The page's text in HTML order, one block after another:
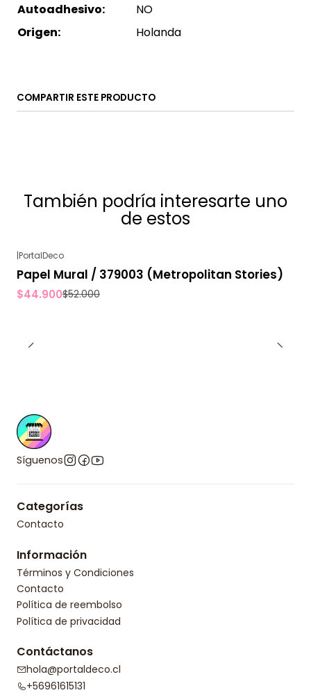
Autoadhesivo:
NO
Origen:
Holanda
COMPARTIR ESTE PRODUCTO
También podría interesarte uno
de estos
|PortalDeco
Papel Mural / 379003 (Metropolitan Stories)
$44.900$52.000
Síguenos
Categorías
Contacto
Información
Términos y Condiciones
Contacto
Política de reembolso
Política de privacidad
Contáctanos
hola@portaldeco.cl
+56961615131